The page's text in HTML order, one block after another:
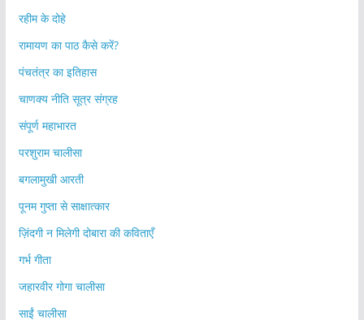
रहीम के दोहे
रामायण का पाठ कैसे करें?
पंचतंत्र का इतिहास
चाणक्य नीति सूत्र संग्रह
संपूर्ण महाभारत
परशुराम चालीसा
बगलामुखी आरती
पूनम गुप्ता से साक्षात्कार
ज़िंदगी न मिलेगी दोबारा की कविताएँ
गर्भ गीता
जहारवीर गोगा चालीसा
साईं चालीसा